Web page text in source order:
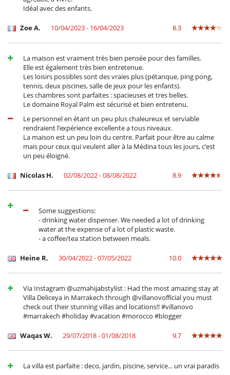
Personale
Cuoco
Villa con personale
La villa si trova su un campo da golf
Servizi di villeggiatura e intrattenimento
Campo da golf a 18 buche
Campo da tennis
Fitness centre
Ristoranti sul bordo della piscina
Idéal avec des enfants.
Zoe A. 10/04/2023 - 16/04/2023 8.3
La maison est vraiment très bien pensée pour des familles.
Elle est également très bien entretenue.
Les loisirs possibles sont des vraies plus (pétanque, ping pong,
tennis, deux piscines, salle de jeux pour les enfants).
Les chambres sont parfaites : spacieuses et tres belles.
Le domaine Royal Palm est sécurisé et bien entretenu.
Le personnel en étant un peu plus chaleureux et serviable
rendraient l’expérience excellente a tous niveaux.
La maison est un peu loin du centre. Parfait pour être au calme
mais pour ceux qui veulent aller à la Médina tous les jours, c’est
un peu éloigné.
Nicolas H. 02/08/2022 - 08/08/2022 8.9
Some suggestions:
- drinking water dispenser. We needed a lot of drinking
water at the expense of a lot of plastic waste.
- a coffee/tea station between meals.
Heine R. 30/04/2022 - 07/05/2022 10.0
Via Instagram @uzmahijabstylist : Had the most amazing stay at
Villa Deliceya in Marrakech through @villanovofficial you must
check out their stunning villas and locations!! #villanovo
#marrakech #holiday #vacation #morocco #blogger
Waqas W. 29/07/2018 - 01/08/2018 9.7
La villa est parfaite : deco, jardin, piscine, service... un vrai paradis